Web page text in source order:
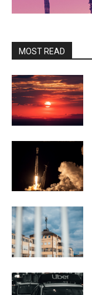
MOST READ